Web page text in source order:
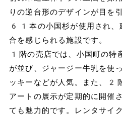
りの逆台形のデザインが目
61本の小国杉が使用され、
合を感じられる施設です。
1階の売店では、小国町の特
が並び、ジャージー牛乳を使
ッキーなどが人気。また、2
アートの展示が定期的に開催
ても魅力的です。レンタサイ